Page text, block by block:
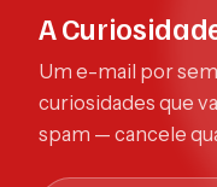
A
Um e-mail por
curiosidades que
spam — cancele